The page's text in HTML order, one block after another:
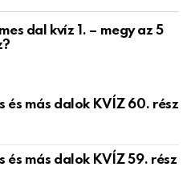
dal kvíz 1. – megy az 5
és más dalok KVÍZ 60. rész
és más dalok KVÍZ 59. rész